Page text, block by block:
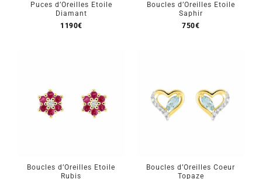
Puces d’Oreilles Etoile
Diamant
1190€
Boucles d’Oreilles Etoile
Saphir
750€
Boucles d’Oreilles Etoile
Rubis
Boucles d’Oreilles Coeur
Topaze